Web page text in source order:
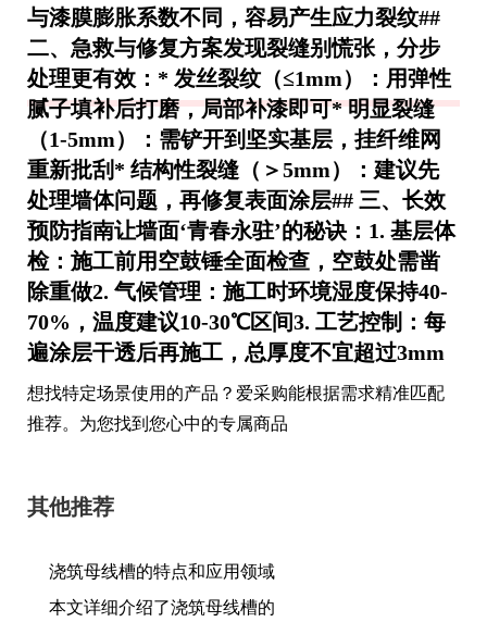
与漆膜膨胀系数不同，容易产生应力裂纹##
二、急救与修复方案发现裂缝别慌张，分步
处理更有效：* 发丝裂纹（≤1mm）：用弹性
腻子填补后打磨，局部补漆即可* 明显裂缝
（1-5mm）：需铲开到坚实基层，挂纤维网
重新批刮* 结构性裂缝（＞5mm）：建议先
处理墙体问题，再修复表面涂层## 三、长效
预防指南让墙面‘青春永驻’的秘诀：1. 基层体
检：施工前用空鼓锤全面检查，空鼓处需凿
除重做2. 气候管理 ：施工时环境湿度保持40-
70%，温度建议10-30℃区间3. 工艺控制 ：每
遍涂层干透后再施工，总厚度不宜超过3mm
想找特定场景使用的产品？爱采购能根据需求精准匹配
推荐。为您找到您心中的专属商品
其他推荐
浇筑母线槽的特点和应用领域
本文详细介绍了浇筑母线槽的